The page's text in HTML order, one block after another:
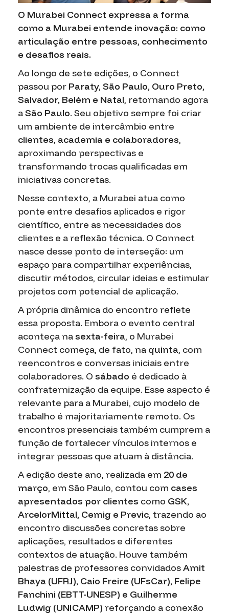
O Murabei Connect expressa a forma
como a Murabei entende inovação: como
articulação entre pessoas, conhecimento
e desafios reais.
Ao longo de sete edições, o Connect
passou por Paraty, São Paulo, Ouro Preto,
Salvador, Belém e Natal, retornando agora
aSão Paulo. Seu objetivo sempre foi criar
um ambiente de intercâmbio entre
clientes, academia e colaboradores,
aproximando perspectivas e
transformando trocas qualificadas em
iniciativas concretas.
Nesse contexto, a Murabei atua como
ponte entre desafios aplicados e rigor
científico, entre as necessidades dos
clientes e a reflexão técnica. O Connect
nasce desse ponto de interseção: um
espaço para compartilhar experiências,
discutir métodos, circular ideias e estimular
projetos com potencial de aplicação.
A própria dinâmica do encontro reflete
essa proposta. Embora o evento central
aconteça nasexta-feira, o Murabei
Connect começa, de fato, na quinta, com
reencontros e conversas iniciais entre
colaboradores. O sábado é dedicado à
confraternização da equipe. Esse aspecto é
relevante para a Murabei, cujo modelo de
trabalho é majoritariamente remoto. Os
encontros presenciais também cumprem a
função de fortalecer vínculos internos e
integrar pessoas que atuam à distância.
A edição deste ano, realizada em 20 de
março, em São Paulo, contou com cases
apresentados por clientes como GSK,
ArcelorMittal, Cemig e Previc, trazendo ao
encontro discussões concretas sobre
aplicações, resultados e diferentes
contextos de atuação. Houve também
palestras de professores convidadosAmit
Bhaya (UFRJ), Caio Freire (UFsCar), Felipe
Fanchini (EBTT-UNESP) e Guilherme
Ludwig (UNICAMP) reforçando a conexão